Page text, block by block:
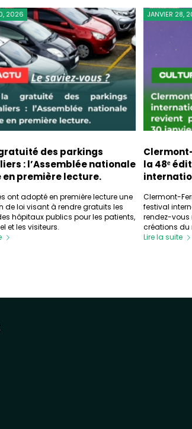
des parkings
: l’Assemblée nationale
en première lecture.
2026
ont adopté en première lecture une
de loi visant à rendre gratuits les
hôpitaux publics pour les patients,
et les visiteurs.
la 48ᵉ
JANVIER 28,
Clermont-
festival
rendez-
créations du
Lire la suite